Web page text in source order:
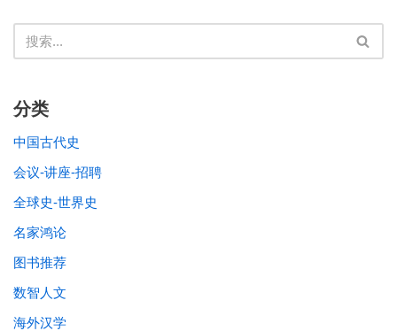
分类
中国古代史
会议-讲座-招聘
全球史-世界史
名家鸿论
图书推荐
数智人文
海外汉学